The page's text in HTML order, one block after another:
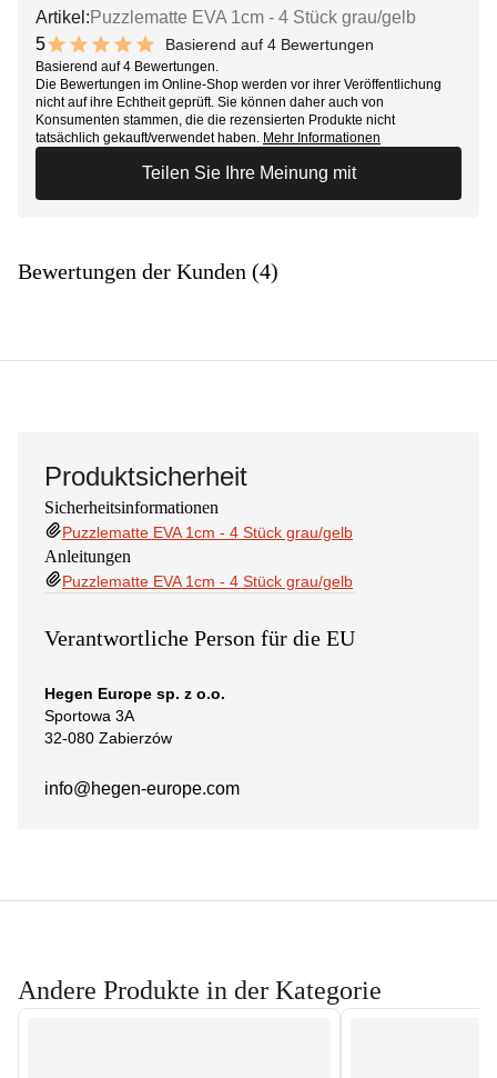
Artikel: Puzzlematte EVA 1cm - 4 Stück grau/gelb
5
10 out of 10 stars
Basierend auf 4 Bewertungen
Basierend auf 4 Bewertungen.
Die Bewertungen im Online-Shop werden vor ihrer Veröffentlichung
nicht auf ihre Echtheit geprüft. Sie können daher auch von
Konsumenten stammen, die die rezensierten Produkte nicht
tatsächlich gekauft/verwendet haben. Mehr Informationen
Teilen Sie Ihre Meinung mit
Bewertungen der Kunden (4)
Produktsicherheit
Sicherheitsinformationen
Puzzlematte EVA 1cm - 4 Stück grau/gelb
Anleitungen
Puzzlematte EVA 1cm - 4 Stück grau/gelb
Verantwortliche Person für die EU
Hegen Europe sp. z o.o.
Sportowa 3A
32-080 Zabierzów
info@hegen-europe.com
Andere Produkte in der Kategorie